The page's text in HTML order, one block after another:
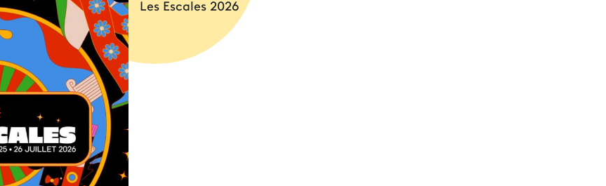
Les Escales 2026